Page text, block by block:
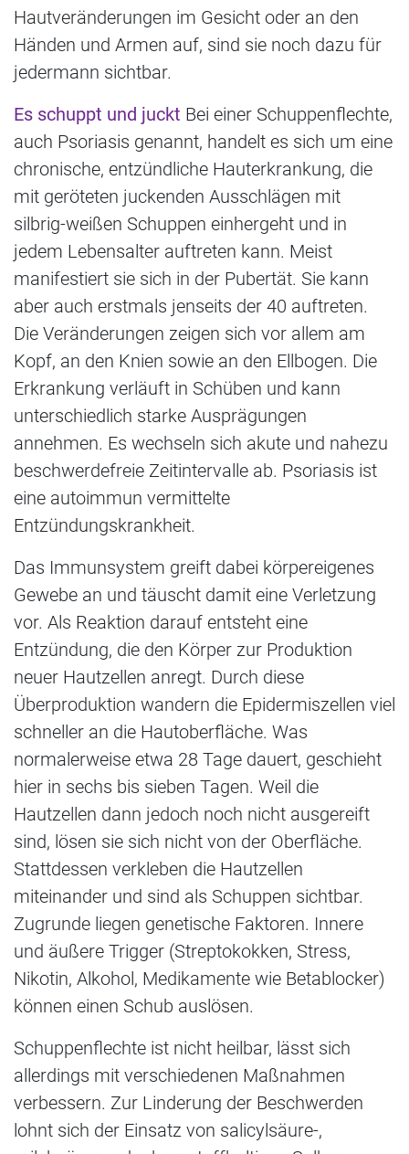
Hautveränderungen im Gesicht oder an den
Händen und Armen auf, sind sie noch dazu für
jedermann sichtbar.
Es schuppt und juckt Bei einer Schuppenflechte,
auch Psoriasis genannt, handelt es sich um eine
chronische, entzündliche Hauterkrankung, die
mit geröteten juckenden Ausschlägen mit
silbrig-weißen Schuppen einhergeht und in
jedem Lebensalter auftreten kann. Meist
manifestiert sie sich in der Pubertät. Sie kann
aber auch erstmals jenseits der 40 auftreten.
Die Veränderungen zeigen sich vor allem am
Kopf, an den Knien sowie an den Ellbogen. Die
Erkrankung verläuft in Schüben und kann
unterschiedlich starke Ausprägungen
annehmen. Es wechseln sich akute und nahezu
beschwerdefreie Zeitintervalle ab. Psoriasis ist
eine autoimmun vermittelte
Entzündungskrankheit.
Das Immunsystem greift dabei körpereigenes
Gewebe an und täuscht damit eine Verletzung
vor. Als Reaktion darauf entsteht eine
Entzündung, die den Körper zur Produktion
neuer Hautzellen anregt. Durch diese
Überproduktion wandern die Epidermiszellen viel
schneller an die Hautoberfläche. Was
normalerweise etwa 28 Tage dauert, geschieht
hier in sechs bis sieben Tagen. Weil die
Hautzellen dann jedoch noch nicht ausgereift
sind, lösen sie sich nicht von der Oberfläche.
Stattdessen verkleben die Hautzellen
miteinander und sind als Schuppen sichtbar.
Zugrunde liegen genetische Faktoren. Innere
und äußere Trigger (Streptokokken, Stress,
Nikotin, Alkohol, Medikamente wie Betablocker)
können einen Schub auslösen.
Schuppenflechte ist nicht heilbar, lässt sich
allerdings mit verschiedenen Maßnahmen
verbessern. Zur Linderung der Beschwerden
lohnt sich der Einsatz von salicylsäure-,